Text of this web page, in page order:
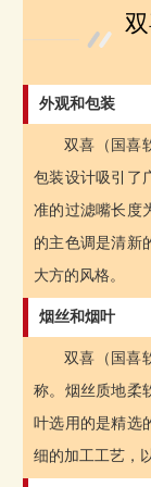
外观和包装
双喜（国喜
包装设计吸引了
准的过滤嘴长度
的主色调是清新
大方的风格。
烟丝和烟叶
双喜（国喜
称。烟丝质地柔
叶选用的是精选
细的加工工艺，